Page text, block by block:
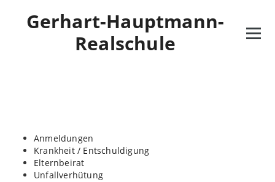
Gerhart-Hauptmann-
Realschule
Anmeldungen
Krankheit / Entschuldigung
Elternbeirat
Unfallverhütung